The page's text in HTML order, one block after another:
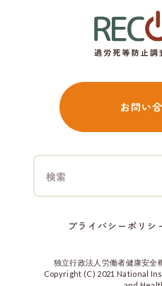
お問い
プライバシーポリシ
独立行政法人労働者健康安全
Copyright (C) 2021 National